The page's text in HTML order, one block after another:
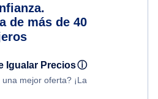
de más de 40
Igualar Preciosⓘ
mejor oferta? ¡La